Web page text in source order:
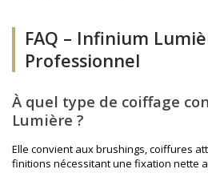
FAQ – Infinium
Professionnel
À quel type de coiffage
Lumière ?
Elle convient aux brushings, coiffures
finitions nécessitant une fixation nette